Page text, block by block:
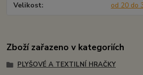
Velikost od 20 do
Zboží zařazeno v kategoriích
PLYŠOVÉ A TEXTILNÍ HRAČKY